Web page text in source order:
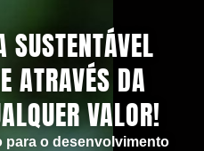
ATRAVÉS DA
VALOR!
para o desenvolvimento